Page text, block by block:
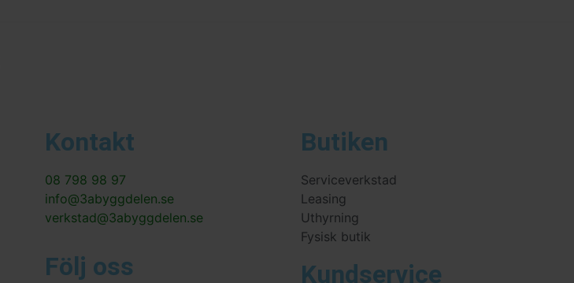
Kontakt
08 798 98 97
info@3abyggdelen.se
verkstad@3abyggdelen.se
Följ oss
Butiken
Serviceverkstad
Leasing
Uthyrning
Fysisk butik
Kundservice